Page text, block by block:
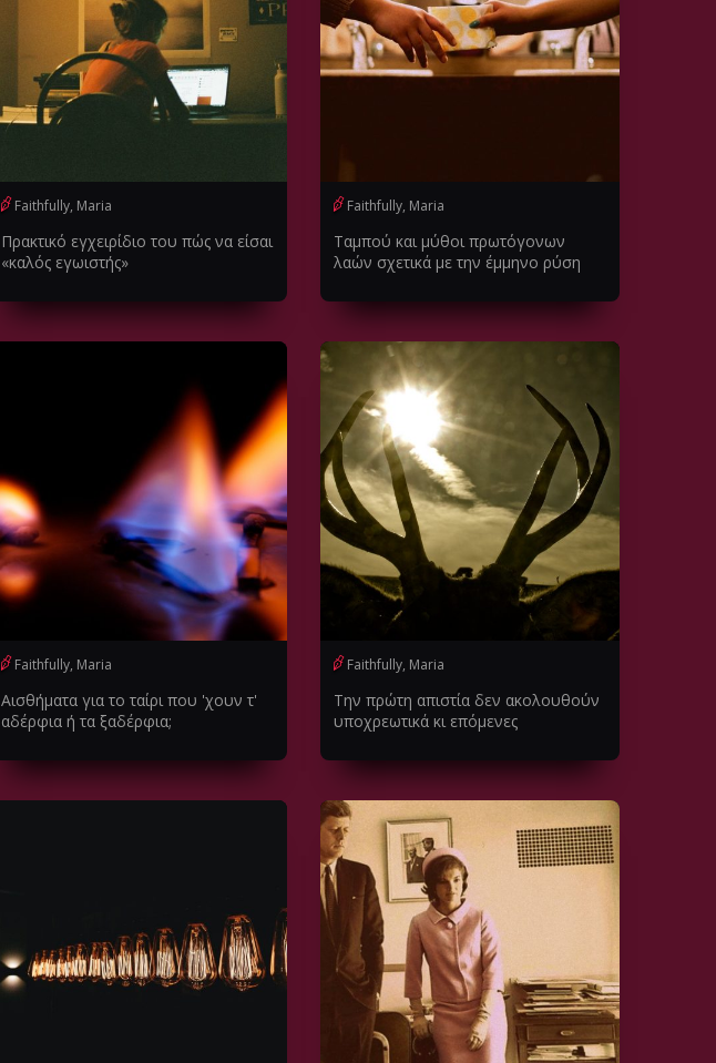
Faithfully, Maria
Πρακτικό εγχειρίδιο του πώς να είσαι
«καλός εγωιστής»
Faithfully, Maria
Ταμπού και μύθοι πρωτόγονων
λαών σχετικά με την έμμηνο ρύση
Faithfully, Maria
Αισθήματα για το ταίρι που 'χουν τ'
αδέρφια ή τα ξαδέρφια;
Faithfully, Maria
Την πρώτη απιστία δεν ακολουθούν
υποχρεωτικά κι επόμενες